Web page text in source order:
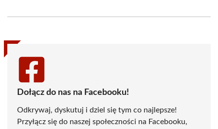
(Twitter)
Dołącz do nas na Facebooku!
Odkrywaj, dyskutuj i dziel się tym co najlepsze!
Przyłącz się do naszej społeczności na Facebooku,